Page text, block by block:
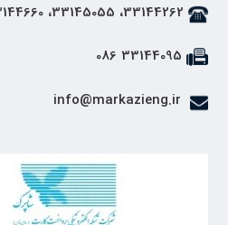
33144262، 33145055، 33144660 086
33144095 086